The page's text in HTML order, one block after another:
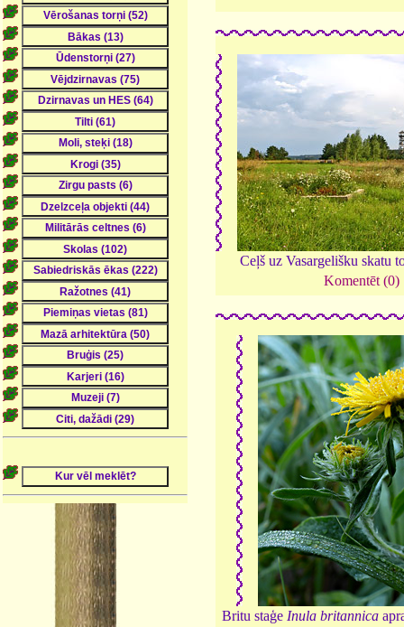
Ceļš uz Vasargelišku skatu
Komentēt (0)
Britu staģe Inula britannica